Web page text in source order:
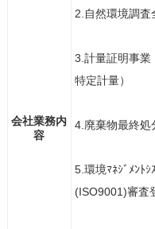
会社業務内
容
2.自然環境調査
3.計量証明事業
特定計量）
4.廃棄物最終処
5.環境ﾏﾈｼﾞﾒﾝﾄ
(ISO9001)審査